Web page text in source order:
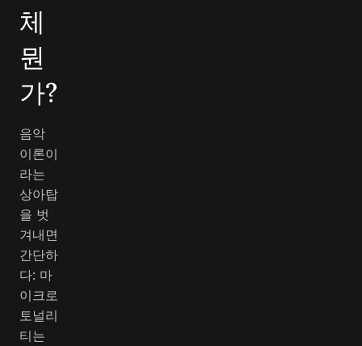
체
뭔
가?
음악
이론이
라는
상아탑
을 벗
겨내면
간단하
다: 마
이크로
토널리
티는